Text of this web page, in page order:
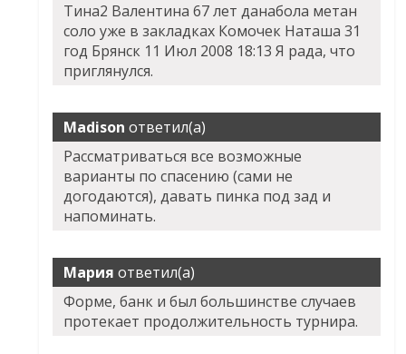
Тина2 Валентина 67 лет данабола метан
соло уже в закладках Комочек Наташа 31
год Брянск 11 Июл 2008 18:13 Я рада, что
приглянулся.
Madison ответил(а)
Рассматриваться все возможные
варианты по спасению (сами не
догодаются), давать пинка под зад и
напоминать.
Мария ответил(а)
Форме, банк и был большинстве случаев
протекает продолжительность турнира.